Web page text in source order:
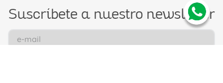
Suscríbete a nuestro newsletter